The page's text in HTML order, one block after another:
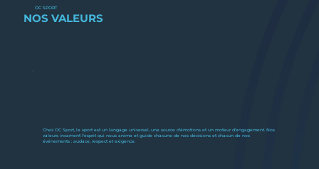
OC SPORT
NOS VALEURS
Chez OC Sport, le sport est un langage universel, une source d'émotions et un moteur d'engagement. Nos
valeurs incarnent l'esprit qui nous anime et guide chacune de nos décisions et chacun de nos
événements : audace, respect et exigence.